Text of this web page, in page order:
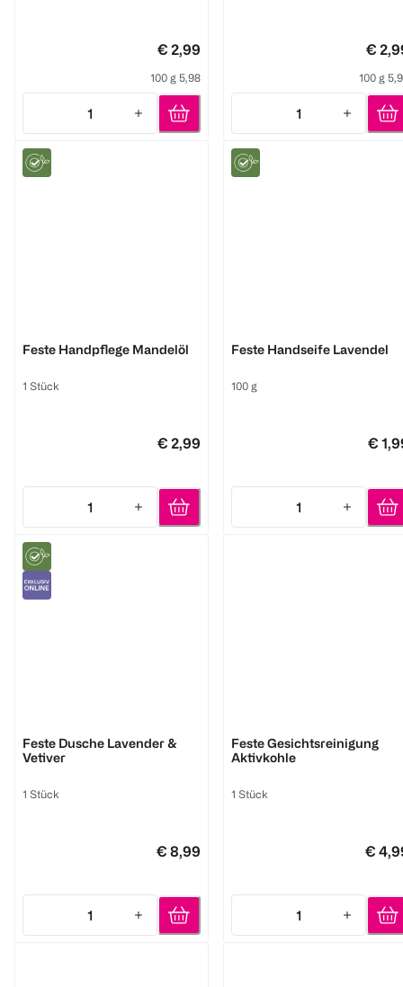
€ 2,99
100 g 5,98
1
Quantity: 1
€
100 g
1
Quantity: 1
Feste Handpflege Mandelöl
1 Stück
€ 2,99
1
Quantity: 1
Feste Handseife Lavendel
100 g
€
1
Quantity: 1
Feste Dusche Lavender &
Vetiver
1 Stück
€ 8,99
1
Quantity: 1
Feste Gesichtsreinigung
Aktivkohle
1 Stück
€
1
Quantity: 1